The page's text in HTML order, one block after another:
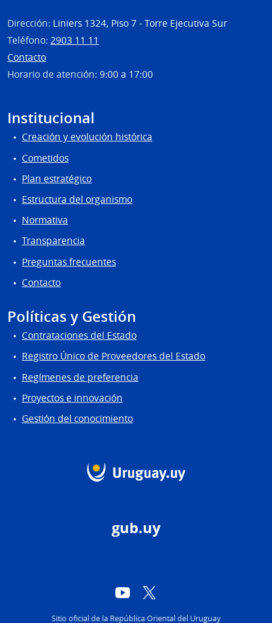
Dirección: Liniers 1324, Piso 7 - Torre Ejecutiva Sur
Teléfono: 2903 11 11
Contacto
Horario de atención: 9:00 a 17:00
Institucional
Creación y evolución histórica
Cometidos
Plan estratégico
Estructura del organismo
Normativa
Transparencia
Preguntas frecuentes
Contacto
Políticas y Gestión
Contrataciones del Estado
Registro Único de Proveedores del Estado
Regímenes de preferencia
Proyectos e innovación
Gestión del conocimiento
gub.uy
YouTube
Sitio oficial de la República Oriental del Uruguay